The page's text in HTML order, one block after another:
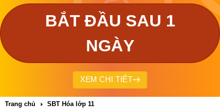
BẮT ĐẦU SAU 1
NGÀY
XEM CHI TIẾT
Trang chủ SBT Hóa lớp 11